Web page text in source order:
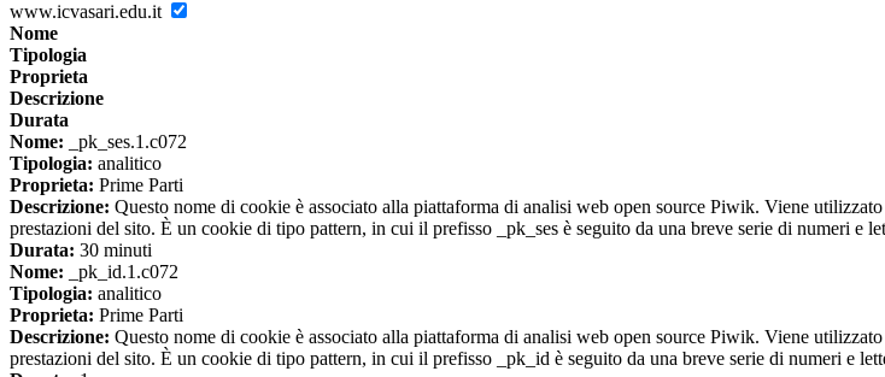
www.icvasari.edu.it
Nome
Tipologia
Proprieta
Descrizione
Durata
Nome: _pk_ses.1.c072
Tipologia: analitico
Proprieta: Prime Parti
Descrizione: Questo nome di cookie è associato alla piattaforma di analisi web open source Piwik. Viene
prestazioni del sito. È un cookie di tipo pattern, in cui il prefisso _pk_ses è seguito da una breve serie di numeri
Durata: 30 minuti
Nome: _pk_id.1.c072
Tipologia: analitico
Proprieta: Prime Parti
Descrizione: Questo nome di cookie è associato alla piattaforma di analisi web open source Piwik. Viene
prestazioni del sito. È un cookie di tipo pattern, in cui il prefisso _pk_id è seguito da una breve serie di numeri e